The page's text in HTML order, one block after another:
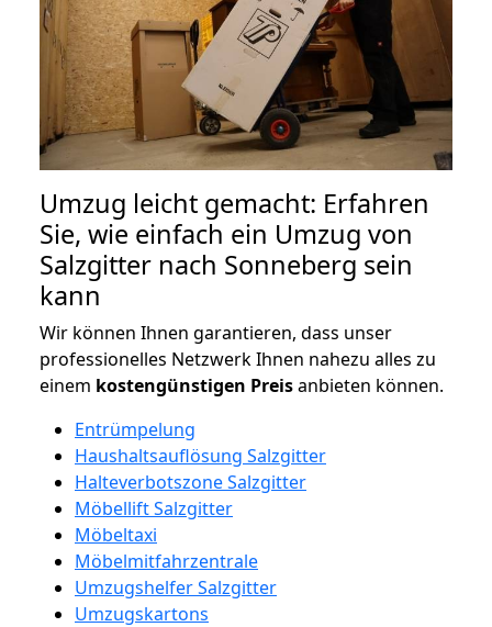
Umzug leicht gemacht: Erfahren
Sie, wie einfach ein Umzug von
Salzgitter nach Sonneberg sein
kann
Wir können Ihnen garantieren, dass unser
professionelles Netzwerk Ihnen nahezu alles zu
einem kostengünstigen Preisanbieten können.
Entrümpelung
Haushaltsauflösung Salzgitter
Halteverbotszone Salzgitter
Möbellift Salzgitter
Möbeltaxi
Möbelmitfahrzentrale
Umzugshelfer Salzgitter
Umzugskartons